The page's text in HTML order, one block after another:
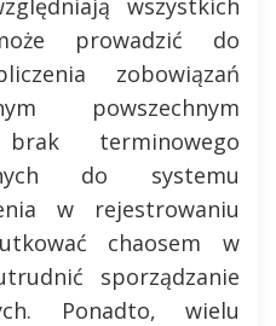
wszystkich
prowadzić do
zobowiązań
powszechnym
terminowego
do systemu
w rejestrowaniu
chaosem w
sporządzanie
Ponadto, wielu